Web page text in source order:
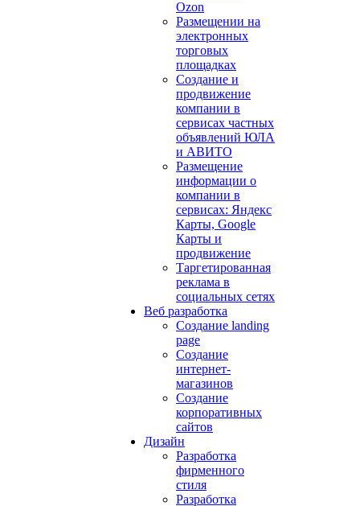
Ozon
Размещении на
электронных
торговых
площадках
Создание и
продвижение
компании в
сервисах частных
объявлений ЮЛА
и АВИТО
Размещение
информации о
компании в
сервисах: Яндекс
Карты, Google
Карты и
продвижение
Таргетированная
реклама в
социальных сетях
Веб разработка
Создание landing
page
Создание
интернет-
магазинов
Создание
корпоративных
сайтов
Дизайн
Разработка
фирменного
стиля
Разработка